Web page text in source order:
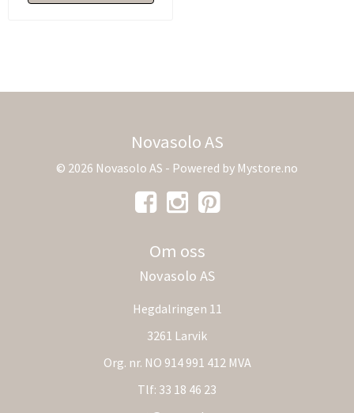
Novasolo AS
© 2026 Novasolo AS - Powered by Mystore.no
Om oss
Novasolo AS
Hegdalringen 11
3261 Larvik
Org. nr. NO 914 991 412 MVA
Tlf: 33 18 46 23